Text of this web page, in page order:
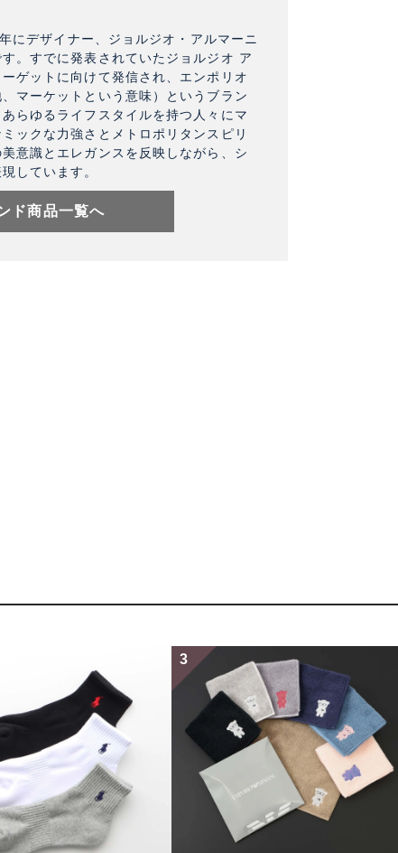
にデザイナー、ジョルジオ・アルマーニ
。すでに発表されていたジョルジオ ア
ゲットに向けて発信され、エンポリオ
マーケットという意味）というブラン
らゆるライフスタイルを持つ人々にマ
ックな力強さとメトロポリタンスピリ
意識とエレガンスを反映しながら、シ
しています。
ド商品一覧へ